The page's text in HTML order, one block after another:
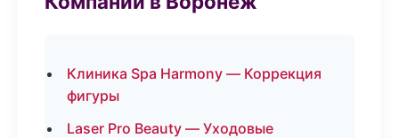
Клиника Spa Harmony — Коррекция
фигуры
Laser Pro Beauty — Уходовые